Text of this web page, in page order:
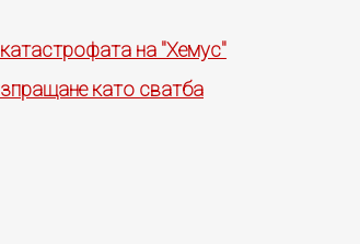
на "Хемус"
като сватба